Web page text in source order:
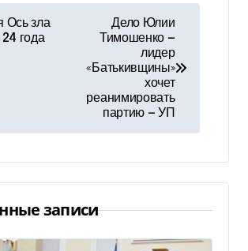
Ось зла
24 года
Дело Юлии
Тимошенко —
лидер
«Батькивщины»
хочет
реанимировать
партию — УП
записи